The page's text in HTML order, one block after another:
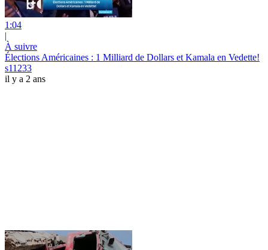
1:04
|
À suivre
Élections Américaines : 1 Milliard de Dollars et Kamala en Vedette!
s11233
il y a 2 ans